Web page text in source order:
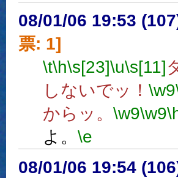
08/01/06 19:53
票: 1]
\t\h\s[23]\u\s[11]
しないでッ！ \w9
からッ。 \w9\w9
よ。 \e
08/01/06 19:54